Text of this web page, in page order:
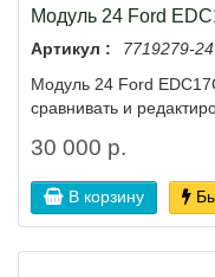
Модуль 24 Ford
Артикул :
7719279-24
Модуль 24 Ford
сравнивать и
30 000 р.
В корзину